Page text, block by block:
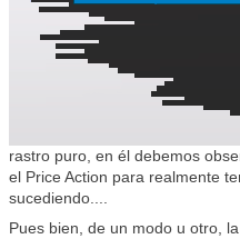
rastro puro, en él debemos
el Price Action para realmente
sucediendo....
Pues bien, de un modo u otro,